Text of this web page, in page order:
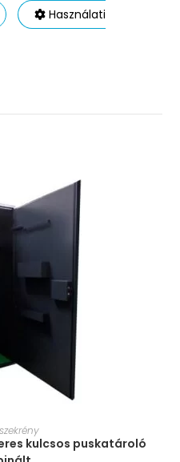
Használati
kulcsos puskatároló